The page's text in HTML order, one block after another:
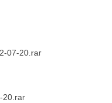
07-20.rar
20.rar